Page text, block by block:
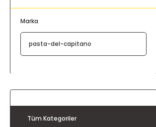
Marka
pasta-del-capitano
Tüm Kategoriler